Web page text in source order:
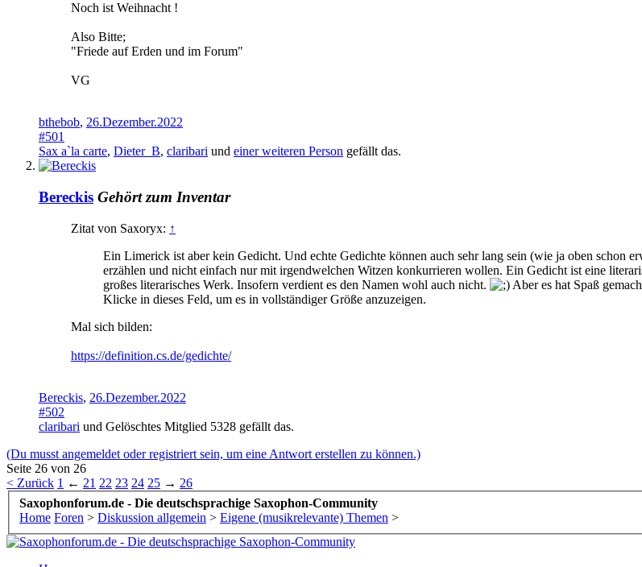
Noch ist Weihnacht !
Also Bitte;
"Friede auf Erden und im Forum"
VG
bthebob, 26.Dezember.2022
#501
Sax a`la carte, Dieter_B, claribari und einer weiteren Person gefällt das.
Bereckis Gehört zum Inventar
Zitat von Saxoryx: ↑
Ein Limerick ist aber kein Gedicht. Und echte Gedichte können auch sehr lang sein (wie ja oben schon
erzählen und nicht einfach nur mit irgendwelchen Witzen konkurrieren wollen. Ein Gedicht ist eine
großes literarisches Werk. Insofern verdient es den Namen wohl auch nicht.
Aber es hat Spaß
Klicke in dieses Feld, um es in vollständiger Größe anzuzeigen.
Mal sich bilden:
https://definition.cs.de/gedichte/
Bereckis, 26.Dezember.2022
#502
claribari und Gelöschtes Mitglied 5328 gefällt das.
(Du musst angemeldet oder registriert sein, um eine Antwort erstellen zu können.)
Seite 26 von 26
< Zurück 1 ← 21 22 23 24 25 → 26
Saxophonforum.de - Die deutschsprachige Saxophon-Community
Home Foren > Diskussion allgemein > Eigene (musikrelevante) Themen >